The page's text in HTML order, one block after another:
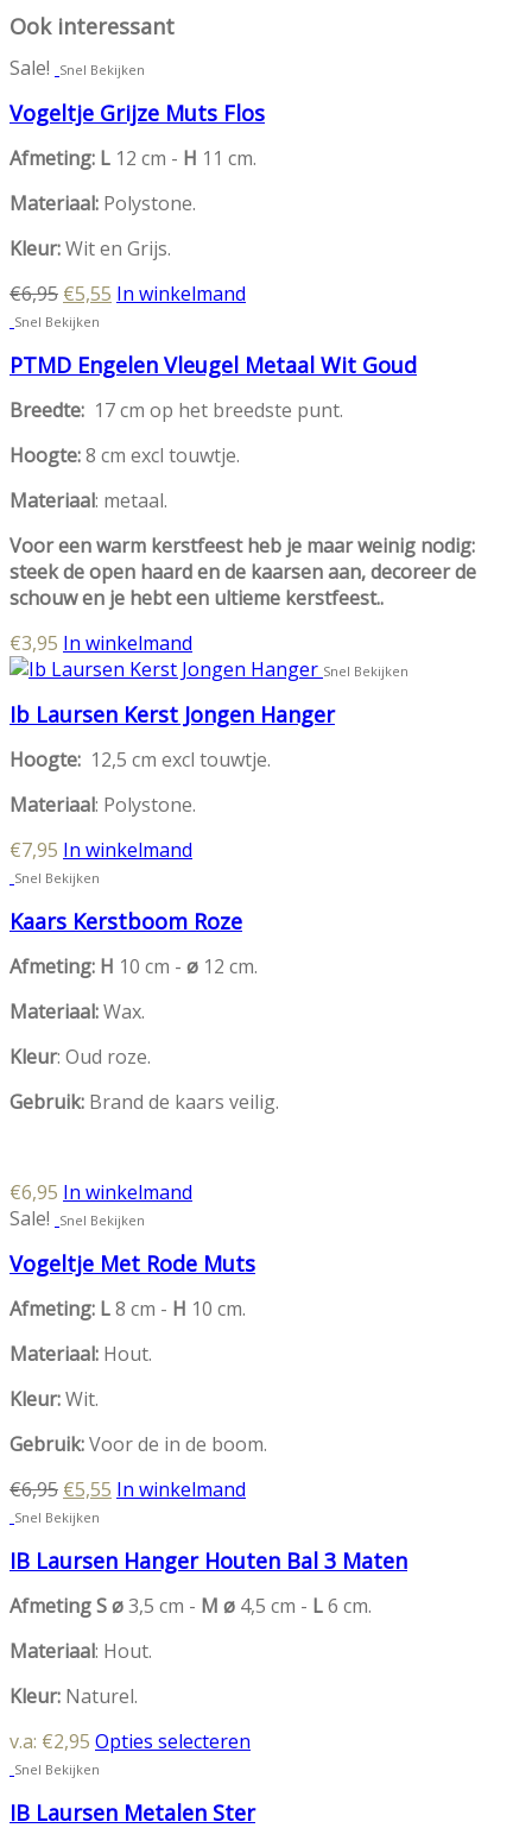
Ook interessant
Sale! Snel Bekijken
Vogeltje Grijze Muts Flos
Afmeting: L 12 cm - H 11 cm.
Materiaal: Polystone.
Kleur:Wit en Grijs.
€6,95 Oorspronkelijke
prijs
€6,95.
€5,55 Huidige
€5,55.
In winkelmand
Snel Bekijken
PTMD Engelen Vleugel Metaal Wit Goud
Breedte: 17 cm op het breedste punt.
Hoogte:8 cm excl touwtje.
Materiaal: metaal.
Voor een warm kerstfeest heb je maar weinig nodig:
steek de open haard en de kaarsen aan, decoreer de
schouw en je hebt een ultieme kerstfeest..
€3,95 In winkelmand
Snel Bekijken
Ib Laursen Kerst Jongen Hanger
Hoogte: 12,5 cm excl touwtje.
Materiaal: Polystone.
€7,95 In winkelmand
Snel Bekijken
Kaars Kerstboom Roze
Afmeting: H 10 cm - ø 12 cm.
Materiaal:Wax.
Kleur: Oud roze.
Gebruik: Brand de kaars veilig.
€6,95 In winkelmand
Sale!
Snel Bekijken
Vogeltje Met Rode Muts
Afmeting: L8 cm - H 10 cm.
Materiaal: Hout.
Kleur:Wit.
Gebruik:Voor de in de boom.
€6,95 Oorspronkelijke
prijs
€6,95.
€5,55 Huidige
€5,55.
In winkelmand
Snel Bekijken
IB Laursen Hanger Houten Bal 3 Maten
Afmeting S ø3,5 cm - M ø 4,5 cm - L6 cm.
Materiaal: Hout.
Kleur: Naturel.
v.a: €2,95 Opties selecteren
meerdere
Snel Bekijken
IB Laursen Metalen Ster